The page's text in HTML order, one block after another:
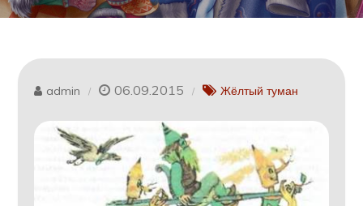
admin 06.09.2015 Жёлтый туман